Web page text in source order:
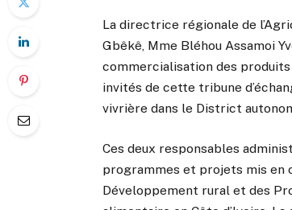
La directrice régionale de
Gbêkê, Mme Bléhou Assamoi
commercialisation des produits
invités de cette tribune
vivrière dans le District
Ces deux responsables
programmes et projets mis en
Développement rural et des